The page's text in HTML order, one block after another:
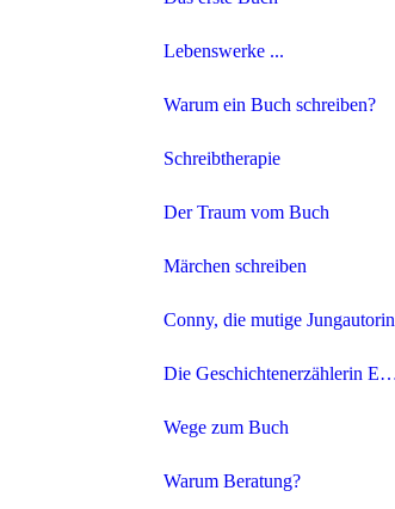
Lebenswerke ...
Warum ein Buch schreiben?
Schreibtherapie
Der Traum vom Buch
Märchen schreiben
Conny, die mutige Jungautorin
Die Geschichtenerzählerin Eva Rochel
Wege zum Buch
Warum Beratung?